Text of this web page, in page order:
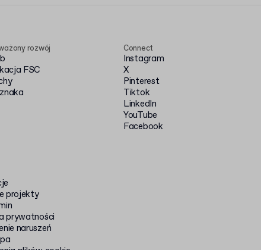
rozwój
FSC
projekty
prywatności
naruszeń
Connect
Instagram
X
Pinterest
Tiktok
LinkedIn
YouTube
Facebook